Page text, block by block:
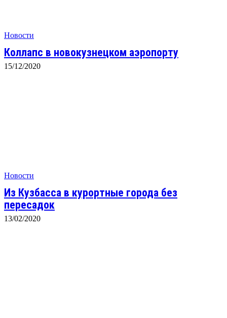
Новости
Коллапс в новокузнецком аэропорту
15/12/2020
Новости
Из Кузбасса в курортные города без
пересадок
13/02/2020